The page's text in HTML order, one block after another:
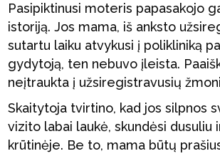
Pasipiktinusi moteris papasakojo
istoriją. Jos mama, iš anksto
sutartu laiku atvykusi į polikliniką
gydytoją, ten nebuvo įleista.
neįtraukta į užsiregistravusių
Skaitytoja tvirtino, kad jos silpnos
vizito labai laukė, skundėsi dusuliu
krūtinėje. Be to, mama būtų